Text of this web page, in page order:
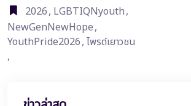
2026, LGBTIQNyouth,
NewGenNewHope,
YouthPride2026, ไพรด์เยาวชน
,